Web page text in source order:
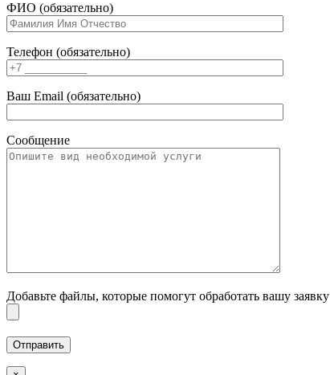
ФИО (обязательно)
Телефон (обязательно)
Ваш Email (обязательно)
Сообщение
Добавьте файлы, которые помогут обработать вашу заявку